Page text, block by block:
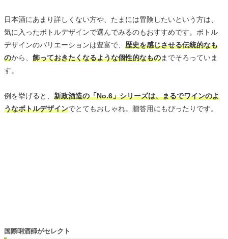
日本酒にあまり詳しくない方や、たまには冒険したいという方は、
気に入ったボトルデザインで選んでみるのもおすすめです。ボトル
デザインのバリエーションは豊富で、 歴史を感じさせる伝統的なも
のから、 飾っておきたくなるような個性的なものまでそろっていま
す。
例を挙げると、 新政酒造の「No.6」シリーズは、まるでワインのよ
うなボトルデザインでとてもおしゃれ。贈答用にもぴったりです。
国際唎酒師がセレクト